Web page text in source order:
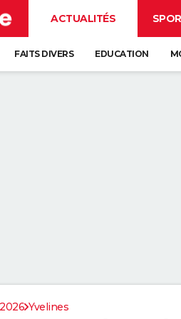
ACTUALITÉS
FAITS DIVERS EDUCATION
Yvelines